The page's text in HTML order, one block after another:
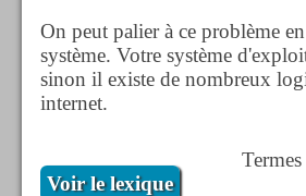
On peut palier à ce problème
système. Votre système
sinon il existe de nombreux
internet.
Voir le lexique